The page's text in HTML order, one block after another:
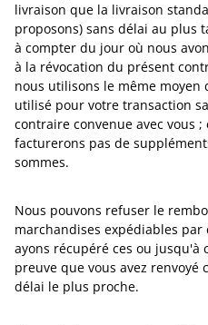
livraison que la livraison
proposons) sans délai au plus
à compter du jour où nous
à la révocation du présent
nous utilisons le même moyen
utilisé pour votre transaction
contraire convenue avec vous
facturerons pas de
sommes.
Nous pouvons refuser le
marchandises expédiables
ayons récupéré ces ou jusqu'à
preuve que vous avez renvoyé
délai le plus proche.